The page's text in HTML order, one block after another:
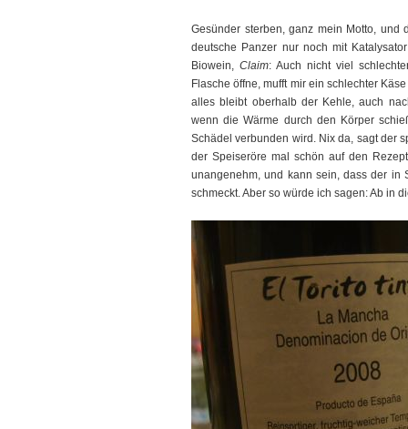
Gesünder sterben, ganz mein Motto,
deutsche Panzer nur noch mit
Biowein,Claim: Auch nicht viel
Flasche öffne, mufft mir ein schlechter
alles bleibt oberhalb der Kehle, auch
wenn die Wärme durch den Körper
Schädel verbunden wird. Nix da, sagt der
der Speiseröre mal schön auf den
unangenehm, und kann sein, dass der in
schmeckt. Aber so würde ich sagen: Ab in